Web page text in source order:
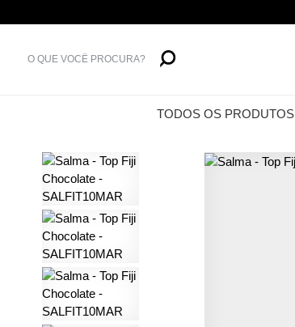
TODOS OS PRODUTOS